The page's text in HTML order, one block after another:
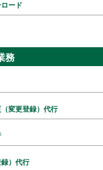
ード
務
変更登録）代行
）代行